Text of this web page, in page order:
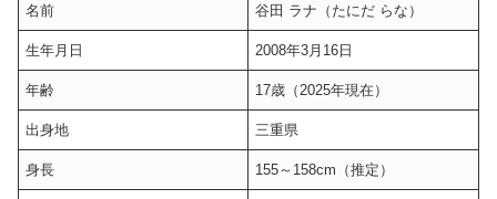
名前 谷田 ラナ（たにだ らな）
生年月日 2008年3月16日
年齢 17歳（2025年現在）
出身地 三重県
身長 155～158cm（推定）